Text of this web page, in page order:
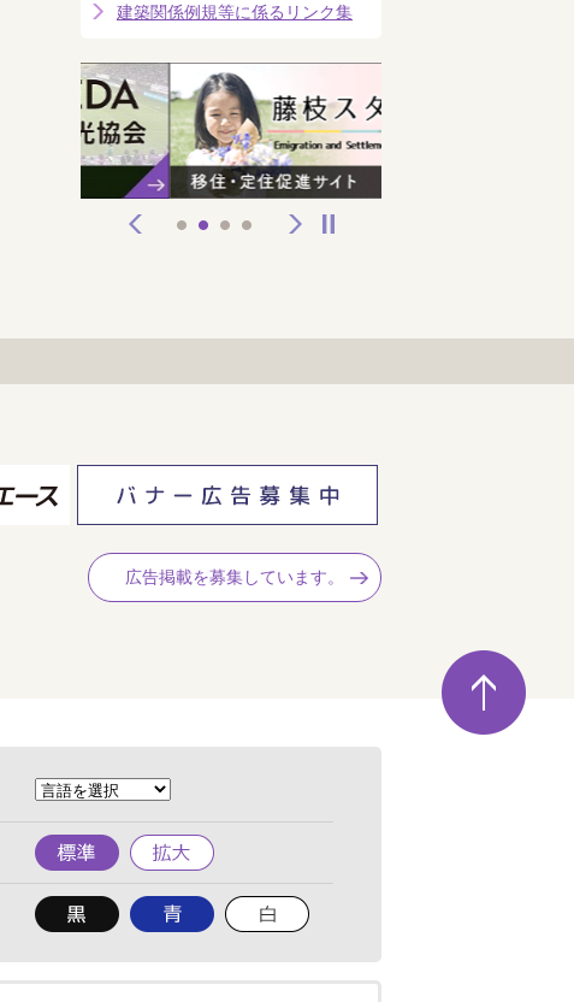
建築関係例規等に係るリンク集
広告掲載を募集しています。
ペ
ー
ジ
の
標
準
拡
大
背
景
背
景
背
景